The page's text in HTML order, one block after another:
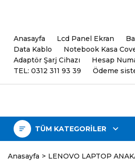
Anasayfa Lcd Panel Ekran
Data Kablo
Notebook Kasa
Adaptör Şarj Cihazı
Hesap
TEL: 0312 311 93 39
Ödeme
TÜM KATEGORİLER
Anasayfa LENOVO LAPTOP